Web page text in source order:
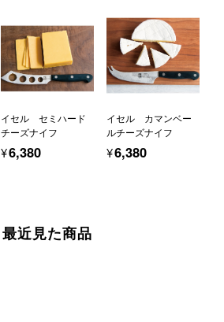
イセル セミハード
チーズナイフ
¥6,380
イセル カマンベー
ルチーズナイフ
¥6,380
最近見た商品